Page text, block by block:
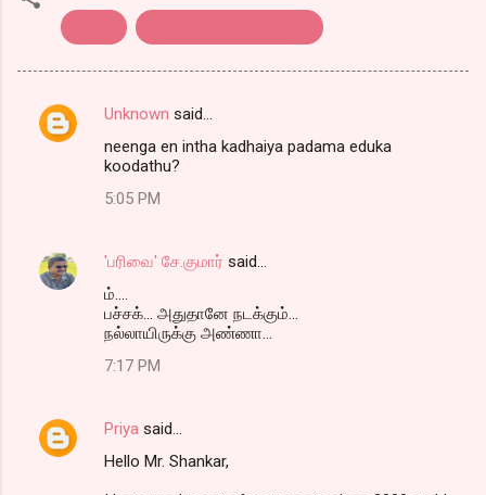
C
n
Unknown said…
neenga en intha kadhaiya padama eduka
koodathu?
5:05 PM
'பரிவை' சே.குமார் said…
ம்....
பச்சக்... அதுதானே நடக்கும்...
நல்லாயிருக்கு அண்ணா...
7:17 PM
Priya said…
Hello Mr. Shankar,